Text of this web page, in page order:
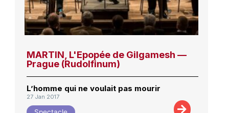
MARTIN, L'Epopée de Gilgamesh —
Prague (Rudolfinum)
L’homme qui ne voulait pas mourir
27 Jan 2017